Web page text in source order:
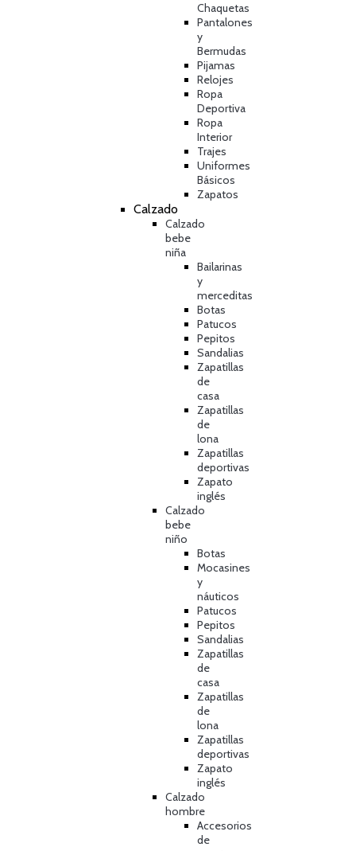
Chaquetas
Pantalones
y
Bermudas
Pijamas
Relojes
Ropa
Deportiva
Ropa
Interior
Trajes
Uniformes
Básicos
Zapatos
Calzado
Calzado
bebe
niña
Bailarinas
y
merceditas
Botas
Patucos
Pepitos
Sandalias
Zapatillas
de
casa
Zapatillas
de
lona
Zapatillas
deportivas
Zapato
inglés
Calzado
bebe
niño
Botas
Mocasines
y
náuticos
Patucos
Pepitos
Sandalias
Zapatillas
de
casa
Zapatillas
de
lona
Zapatillas
deportivas
Zapato
inglés
Calzado
hombre
Accesorios
de